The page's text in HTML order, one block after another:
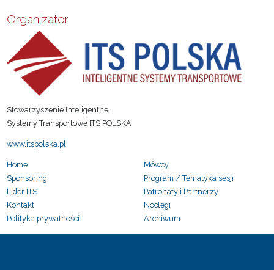
Organizator
Stowarzyszenie Inteligentne
Systemy Transportowe ITS POLSKA
www.itspolska.pl
Home
Sponsoring
Lider ITS
Kontakt
Polityka prywatności
Mówcy
Program / Tematyka sesji
Patronaty i Partnerzy
Noclegi
Archiwum